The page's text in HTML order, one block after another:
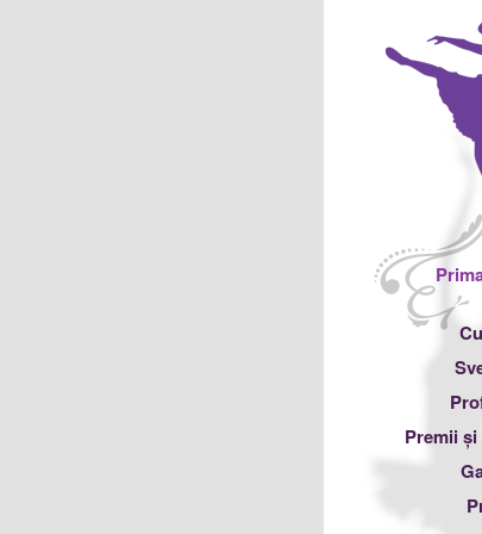
Meniu
Sari la
Sari la
secundar
Premii